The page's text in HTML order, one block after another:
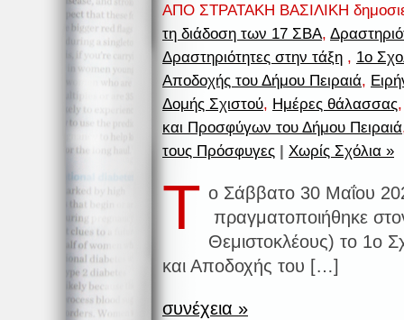
ΑΠΟ ΣΤΡΑΤΑΚΗ ΒΑΣΙΛΙΚΗ
τη διάδοση των 17 ΣΒΑ,
Δραστηριότητες στην τάξη , 1ο
Αποδοχής του Δήμου Πειραιά,
Δομής Σχιστού, Ημέρες θάλασσας
και Προσφύγων του Δήμου Πειραιά
τους Πρόσφυγες
Χωρίς Σχόλια »
Τ ο Σάββατο 30 Μαΐου
πραγματοποιήθηκε
Θεμιστοκλέους) το 1ο
και Αποδοχής του […]
συνέχεια »